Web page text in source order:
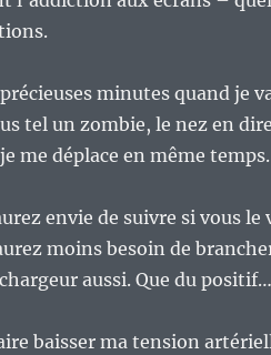
minutes quand je
tel un zombie, le nez en
me déplace en même temps.
envie de suivre si vous le
moins besoin de
aussi. Que du positif…
baisser ma tension